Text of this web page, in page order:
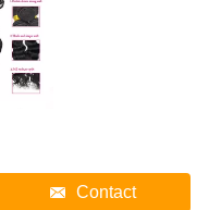
Contact